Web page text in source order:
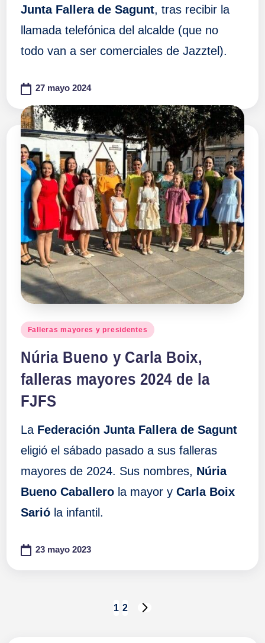
Junta Fallera de Sagunt, tras recibir la
llamada telefónica del alcalde (que no
todo van a ser comerciales de Jazztel).
27 mayo 2024
Publicado
Falleras mayores y presidentes
Núria Bueno y Carla Boix,
falleras mayores 2024 de la
FJFS
La Federación Junta Fallera de Sagunt
eligió el sábado pasado a sus falleras
mayores de 2024. Sus nombres, Núria
Bueno Caballero la mayor y Carla Boix
Sarióla infantil.
23 mayo 2023
Paginación
1 2